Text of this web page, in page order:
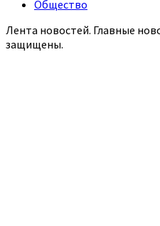
Общество
Лента новостей. Главные
защищены.